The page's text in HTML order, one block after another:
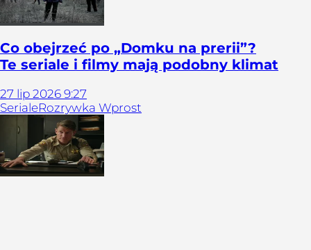
Co obejrzeć po „Domku na prerii”?
Te seriale i filmy mają podobny klimat
27 lip 2026 9:27
SerialeRozrywka Wprost